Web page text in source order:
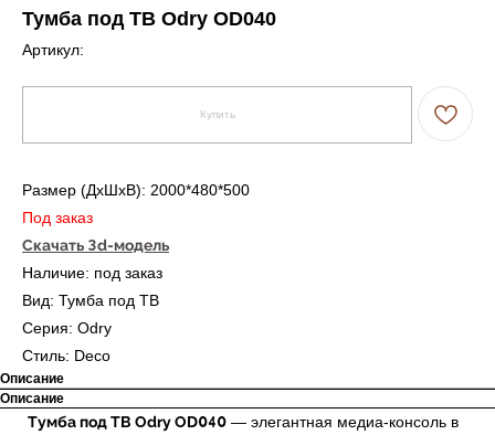
Тумба под ТВ Odry OD040
Артикул:
Купить
Размер (ДxШxВ): 2000*480*500
Под заказ
Скачать 3d-модель
Наличие: под заказ
Вид: Тумба под ТВ
Серия: Odry
Стиль: Deco
Описание
Описание
Тумба под ТВ Odry OD040 — элегантная медиа-консоль в